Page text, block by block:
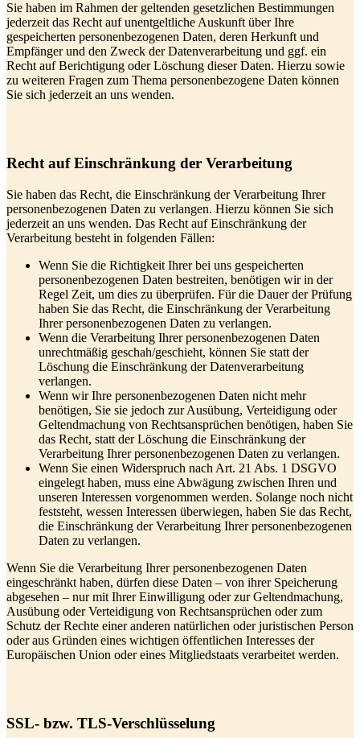
Sie haben im Rahmen der geltenden gesetzlichen Bestimmungen
jederzeit das Recht auf unentgeltliche Auskunft über Ihre
gespeicherten personenbezogenen Daten, deren Herkunft und
Empfänger und den Zweck der Datenverarbeitung und ggf. ein
Recht auf Berichtigung oder Löschung dieser Daten. Hierzu sowie
zu weiteren Fragen zum Thema personenbezogene Daten können
Sie sich jederzeit an uns wenden.
Recht auf Einschränkung der Verarbeitung
Sie haben das Recht, die Einschränkung der Verarbeitung Ihrer
personenbezogenen Daten zu verlangen. Hierzu können Sie sich
jederzeit an uns wenden. Das Recht auf Einschränkung der
Verarbeitung besteht in folgenden Fällen:
Wenn Sie die Richtigkeit Ihrer bei uns gespeicherten
personenbezogenen Daten bestreiten, benötigen wir in der
Regel Zeit, um dies zu überprüfen. Für die Dauer der Prüfung
haben Sie das Recht, die Einschränkung der Verarbeitung
Ihrer personenbezogenen Daten zu verlangen.
Wenn die Verarbeitung Ihrer personenbezogenen Daten
unrechtmäßig geschah/geschieht, können Sie statt der
Löschung die Einschränkung der Datenverarbeitung
verlangen.
Wenn wir Ihre personenbezogenen Daten nicht mehr
benötigen, Sie sie jedoch zur Ausübung, Verteidigung oder
Geltendmachung von Rechtsansprüchen benötigen, haben Sie
das Recht, statt der Löschung die Einschränkung der
Verarbeitung Ihrer personenbezogenen Daten zu verlangen.
Wenn Sie einen Widerspruch nach Art. 21 Abs. 1 DSGVO
eingelegt haben, muss eine Abwägung zwischen Ihren und
unseren Interessen vorgenommen werden. Solange noch nicht
feststeht, wessen Interessen überwiegen, haben Sie das Recht,
die Einschränkung der Verarbeitung Ihrer personenbezogenen
Daten zu verlangen.
Wenn Sie die Verarbeitung Ihrer personenbezogenen Daten
eingeschränkt haben, dürfen diese Daten – von ihrer Speicherung
abgesehen – nur mit Ihrer Einwilligung oder zur Geltendmachung,
Ausübung oder Verteidigung von Rechtsansprüchen oder zum
Schutz der Rechte einer anderen natürlichen oder juristischen Person
oder aus Gründen eines wichtigen öffentlichen Interesses der
Europäischen Union oder eines Mitgliedstaats verarbeitet werden.
SSL- bzw. TLS-Verschlüsselung